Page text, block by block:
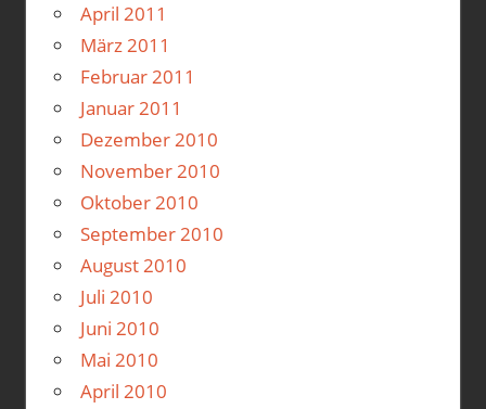
April 2011
März 2011
Februar 2011
Januar 2011
Dezember 2010
November 2010
Oktober 2010
September 2010
August 2010
Juli 2010
Juni 2010
Mai 2010
April 2010